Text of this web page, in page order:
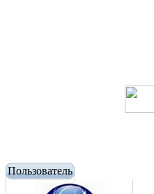
Пользователь